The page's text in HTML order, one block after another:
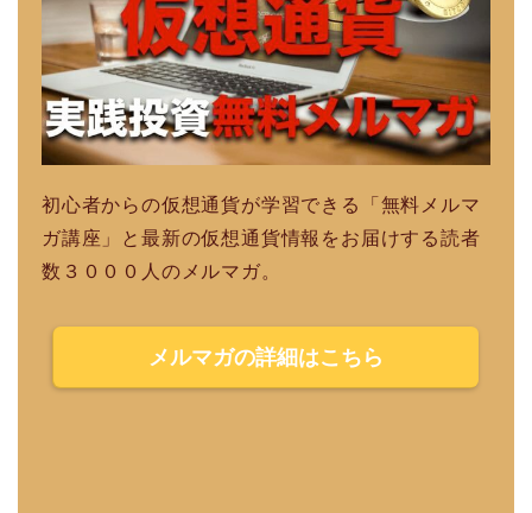
初心者からの仮想通貨が学習できる「無料メルマ
ガ講座」と最新の仮想通貨情報をお届けする読者
数３０００人のメルマガ。
メルマガの詳細はこちら